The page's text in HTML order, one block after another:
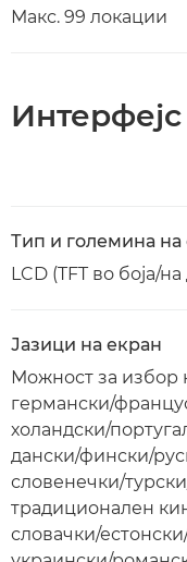
Макс. 99 локации
Интерфејс
Тип и големина на
LCD (TFT во боја/
Јазици на екран
Можност за избор
германски/
холандски/
дански/фински/
словенечки/
традиционален
словачки/